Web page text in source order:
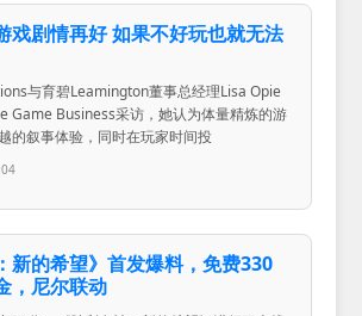
戏剧情再好 如果不好玩也就无法
与育碧Leamington董事总经理Lisa Opie
Game Business采访，她认为体量精炼的游
的叙事体验，同时在玩家时间投
新的希望》首发爆料，免费330
，尼尔联动